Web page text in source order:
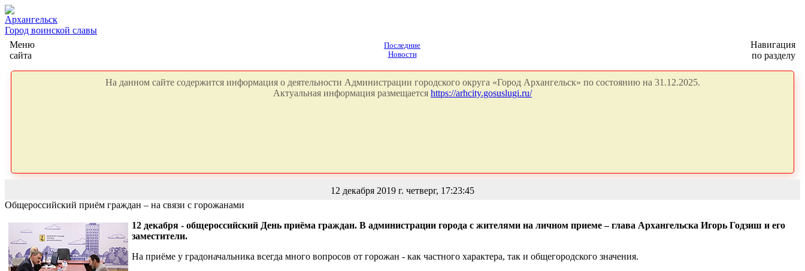
Архангельск
Город воинской славы
Меню
сайта
Последние
Новости
Навигация
по разделу
На данном сайте содержится информация о деятельности Администрации городского округа «Город Архангельск» по состоянию на 31.12.2025.
Актуальная информация размещается https://arhcity.gosuslugi.ru/
12 декабря 2019 г. четверг, 17:23:45
Общероссийский приём граждан – на связи с горожанами
12 декабря - общероссийский День приёма граждан. В администрации города с жителями на личном приеме – глава Архангельска Игорь Годзиш и его
заместители.
На приёме у градоначальника всегда много вопросов от горожан - как частного характера, так и общегородского значения.